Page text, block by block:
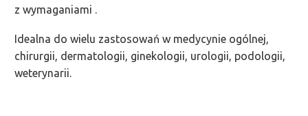
z wymaganiami .
Idealna do wielu zastosowań w medycynie ogólnej,
chirurgii, dermatologii, ginekologii, urologii, podologii,
weterynarii.